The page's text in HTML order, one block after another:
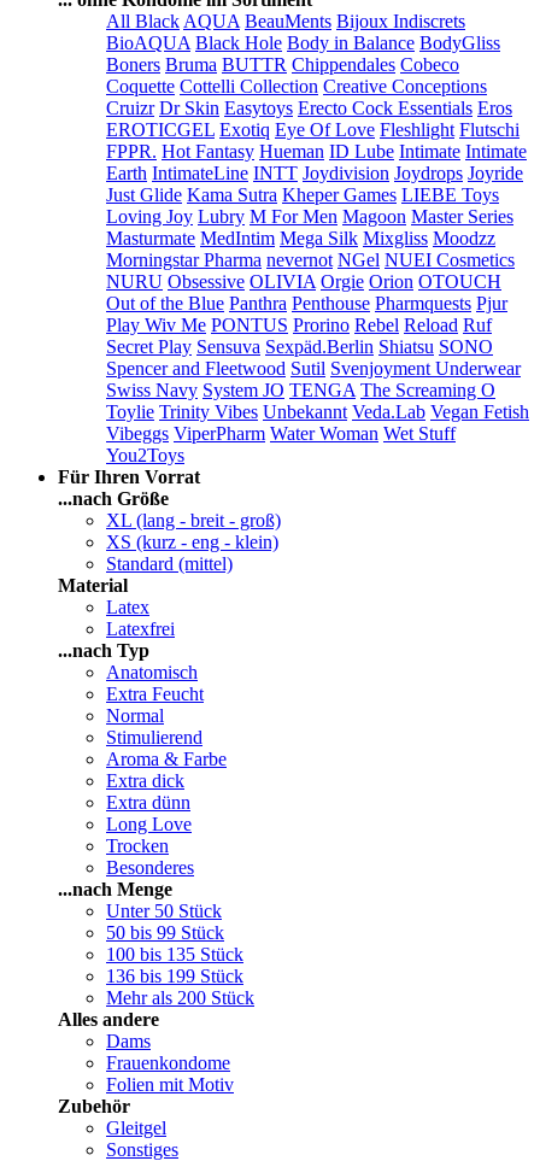
All Black AQUA BeauMents Bijoux Indiscrets
BioAQUA Black Hole Body in Balance BodyGliss
Boners Bruma BUTTR Chippendales Cobeco
Coquette Cottelli Collection Creative Conceptions
Cruizr Dr Skin Easytoys Erecto Cock Essentials Eros
EROTICGEL Exotiq Eye Of Love Fleshlight Flutschi
FPPR. Hot Fantasy Hueman ID Lube Intimate Intimate
Earth IntimateLine INTT Joydivision Joydrops Joyride
Just Glide Kama Sutra Kheper Games LIEBE Toys
Loving Joy Lubry M For Men Magoon Master Series
Masturmate MedIntim Mega Silk Mixgliss Moodzz
Morningstar Pharma nevernot NGel NUEI Cosmetics
NURU Obsessive OLIVIA Orgie Orion OTOUCH
Out of the Blue Panthra Penthouse Pharmquests Pjur
Play Wiv Me PONTUS Prorino Rebel Reload Ruf
Secret Play Sensuva Sexpäd.Berlin Shiatsu SONO
Spencer and Fleetwood Sutil Svenjoyment Underwear
Swiss Navy System JO TENGA The Screaming O
Toylie Trinity Vibes Unbekannt Veda.Lab Vegan Fetish
Vibeggs ViperPharm Water Woman Wet Stuff
You2Toys
Für Ihren Vorrat
...nach Größe
XL (lang - breit - groß)
XS (kurz - eng - klein)
Standard (mittel)
Material
Latex
Latexfrei
...nach Typ
Anatomisch
Extra Feucht
Normal
Stimulierend
Aroma & Farbe
Extra dick
Extra dünn
Long Love
Trocken
Besonderes
...nach Menge
Unter 50 Stück
50 bis 99 Stück
100 bis 135 Stück
136 bis 199 Stück
Mehr als 200 Stück
Alles andere
Dams
Frauenkondome
Folien mit Motiv
Zubehör
Gleitgel
Sonstiges